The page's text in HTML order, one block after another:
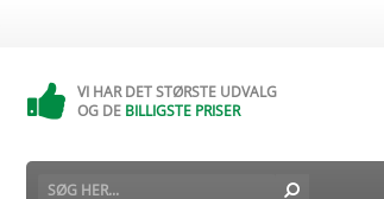
VI HAR DET STØRSTE UDVALG
OG DE BILLIGSTE PRISER